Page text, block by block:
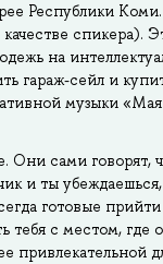
Республики
спикера).
на
гараж-сейл и
музыки
сами говорят,
и ты
готовые
тебя с местом, где
привлекательной